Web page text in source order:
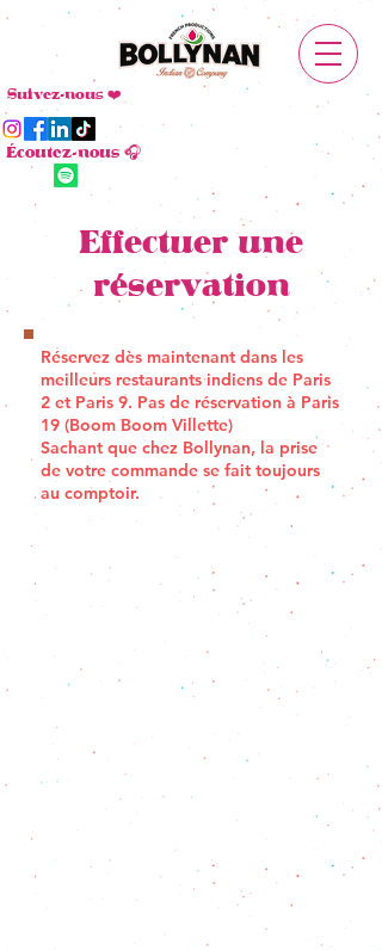
Suivez-nous ❤️
Écoutez-nous 🎧
Effectuer une
réservation
Réservez dès maintenant dans les
meilleurs restaurants indiens de Paris
2 et Paris 9. Pas de réservation à Paris
19 (Boom Boom Villette)
Sachant que chez Bollynan, la prise
de votre commande se fait toujours
au comptoir.